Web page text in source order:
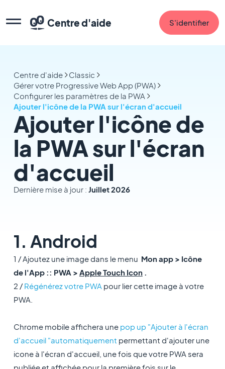
Centre d'aide S'identifier
Centre d'aide
Classic
Gérer votre Progressive Web App (PWA)
Configurer les paramètres de la PWA
Ajouter l'icône de la PWA sur l'écran d'accueil
Ajouter l'icône de
la PWA sur l'écran
d'accueil
Dernière mise à jour : Juillet 2026
1. Android
1 / Ajoutez une image dans le menu Mon app > Icône
de l'App :: PWA > Apple Touch Icon.
2 /Régénérez votre PWA pour lier cette image à votre
PWA.
Chrome mobile affichera une pop up "Ajouter à l'écran
d'accueil "automatiquement permettant d'ajouter une
icone à l'écran d'accueil, une fois que votre PWA sera